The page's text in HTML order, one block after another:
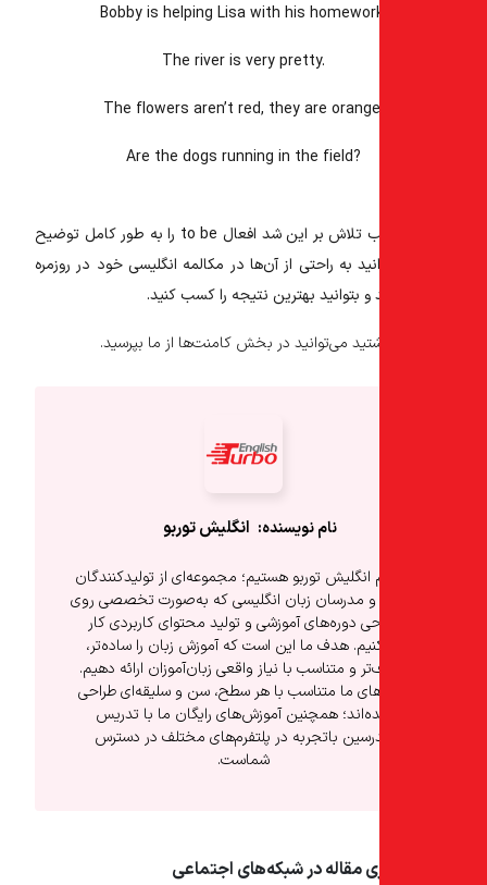
Bobby is helping Lisa with his
The river is very pretty.
The flowers aren’t red, they are
Are the dogs running in the field?
تلاش بر این شد افعال to be
را به طور کامل توضیح
به راحتی از آن‌ها در مکالمه انگلیسی خود در روزمره
و بتوانید بهترین نتیجه را کسب کنید.
می‌توانید در بخش کامنت‌ها از ما بپرسید.
انگلیش‌ توربو
انگلیش توربو هستیم؛ مجموعه‌ای از تولیدکنندگان
و مدرسان زبان انگلیسی که به‌صورت تخصصی روی
دوره‌های آموزشی و تولید محتوای کاربردی کار
هدف ما این است که آموزش زبان را ساده‌تر،
و متناسب با نیاز واقعی زبان‌آموزان ارائه دهیم.
ما متناسب با هر سطح، سن و سلیقه‌ای طراحی
همچنین آموزش‌های رایگان ما با تدریس
باتجربه در پلتفرم‌های مختلف در دسترس
مقاله در شبکه‌های اجتماعی